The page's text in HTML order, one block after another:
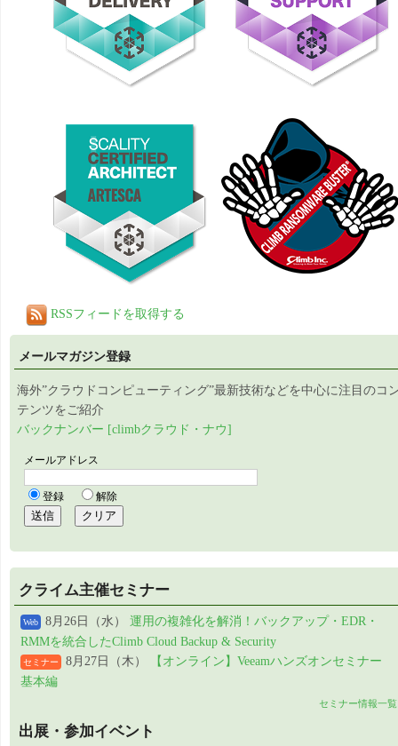
RSSフィードを取得する
メールマガジン登録
海外”クラウドコンピューティング”最新技術などを中心に注目のコ
テンツをご紹介
バックナンバー [climbクラウド・ナウ]
クライム主催セミナー
Web 8月26日（水） 運用の複雑化を解消！バックアップ・EDR・
RMMを統合したClimb Cloud Backup & Security
セミナー 8月27日（木）
【オンライン】Veeamハンズオンセミナー
基本編
セミナー情報一覧
出展・参加イベント